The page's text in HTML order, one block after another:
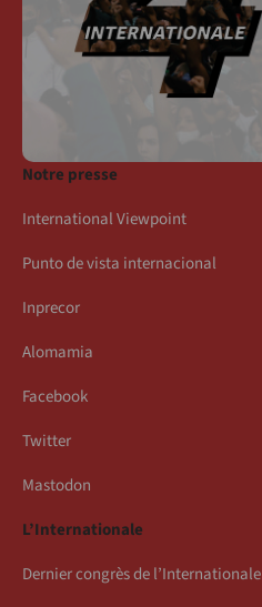
Notre presse
International Viewpoint
Punto de vista internacional
Inprecor
Alomamia
Facebook
Twitter
Mastodon
L’Internationale
Dernier congrès de l’Internationale